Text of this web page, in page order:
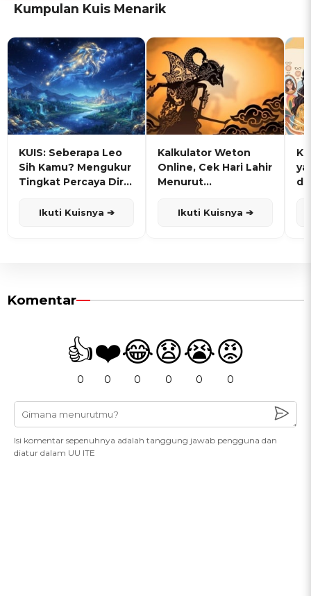
Kumpulan Kuis Menarik
KUIS: Seberapa Leo
Sih Kamu? Mengukur
Tingkat Percaya Diri
Ikuti Kuisnya ➔
Kalkulator Weton
Online, Cek Hari Lahir
Menurut
Ikuti Kuisnya ➔
Komentar
👍
0
❤️
0
😂
0
😧
0
😭
0
😡
0
Isi komentar sepenuhnya adalah tanggung jawab pengguna dan
diatur dalam UU ITE